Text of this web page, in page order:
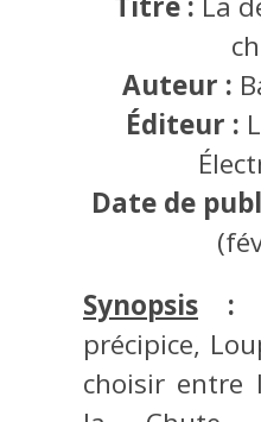
Auteur :
Éditeur :
Date de
Synopsis :
précipice,
choisir entre